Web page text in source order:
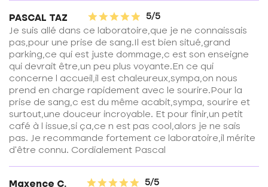
PASCAL TAZ
5/5
Je suis allé dans ce laboratoire,que je ne connaissais
pas,pour une prise de sang.Il est bien situé,grand
parking,ce qui est juste dommage,c est son enseigne
qui devrait être,un peu plus voyante.En ce qui
concerne l accueil,il est chaleureux,sympa,on nous
prend en charge rapidement avec le sourire.Pour la
prise de sang,c est du même acabit,sympa, sourire et
surtout,une douceur incroyable. Et pour finir,un petit
café à l issue,si ça,ce n est pas cool,alors je ne sais
pas. Je recommande fortement ce laboratoire,il mérite
d'être connu. Cordialement Pascal
Maxence C.
5/5